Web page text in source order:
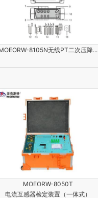
8105N无线PT二次压降...
MOEORW-8050T
电流互感器检定装置（一体式）